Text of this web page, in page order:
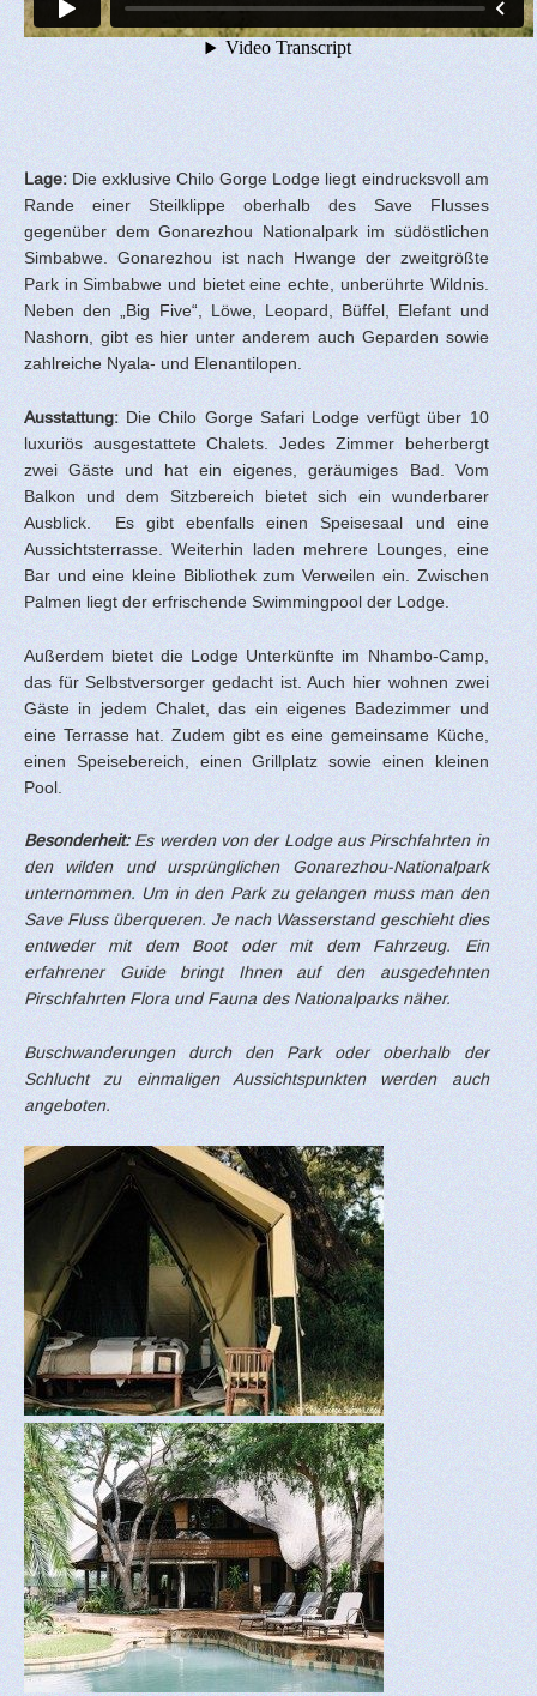
Lage: Die exklusive Chilo Gorge Lodge liegt eindrucksvoll am
Rande einer Steilklippe oberhalb des Save Flusses
gegenüber dem Gonarezhou Nationalpark im südöstlichen
Simbabwe. Gonarezhou ist nach Hwange der zweitgrößte
Park in Simbabwe und bietet eine echte, unberührte Wildnis.
Neben den „Big Five“, Löwe, Leopard, Büffel, Elefant und
Nashorn, gibt es hier unter anderem auch Geparden sowie
zahlreiche Nyala- und Elenantilopen.
Ausstattung: Die Chilo Gorge Safari Lodge verfügt über 10
luxuriös ausgestattete Chalets. Jedes Zimmer beherbergt
zwei Gäste und hat ein eigenes, geräumiges Bad. Vom
Balkon und dem Sitzbereich bietet sich ein wunderbarer
Ausblick. Es gibt ebenfalls einen Speisesaal und eine
Aussichtsterrasse. Weiterhin laden mehrere Lounges, eine
Bar und eine kleine Bibliothek zum Verweilen ein. Zwischen
Palmen liegt der erfrischende Swimmingpool der Lodge.
Außerdem bietet die Lodge Unterkünfte im Nhambo-Camp,
das für Selbstversorger gedacht ist. Auch hier wohnen zwei
Gäste in jedem Chalet, das ein eigenes Badezimmer und
eine Terrasse hat. Zudem gibt es eine gemeinsame Küche,
einen Speisebereich, einen Grillplatz sowie einen kleinen
Pool.
Besonderheit:Es werden von der Lodge aus Pirschfahrten in
den wilden und ursprünglichen Gonarezhou-Nationalpark
unternommen. Um in den Park zu gelangen muss man den
Save Fluss überqueren. Je nach Wasserstand geschieht dies
entweder mit dem Boot oder mit dem Fahrzeug. Ein
erfahrener Guide bringt Ihnen auf den ausgedehnten
Pirschfahrten Flora und Fauna des Nationalparks näher.
Buschwanderungen durch den Park oder oberhalb der
Schlucht zu einmaligen Aussichtspunkten werden auch
angeboten.